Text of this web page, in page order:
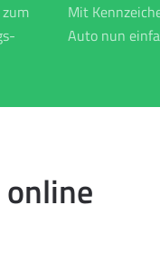
Mit
Auto nun